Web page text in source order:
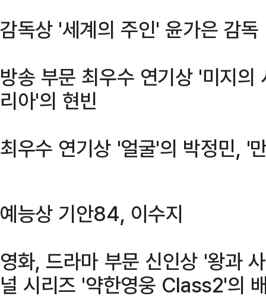
감독상 '세계의 주인' 윤가은 감독
방송 부문 최우수 연기상 '미지
리아'의 현빈
최우수 연기상 '얼굴'의 박정민, '
예능상 기안84, 이수지
영화, 드라마 부문 신인상 '왕과
널 시리즈 '약한영웅 Class2'의